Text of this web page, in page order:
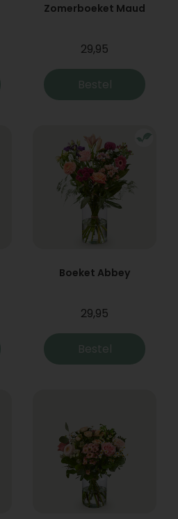
Zomerboeket Maud
29,95
Bestel
Boeket Abbey
29,95
Bestel